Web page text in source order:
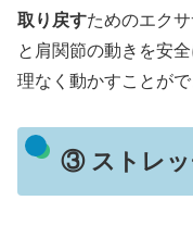
取り戻すためのエク
と肩関節の動きを安
理なく動かすことがで
③ ストレッ